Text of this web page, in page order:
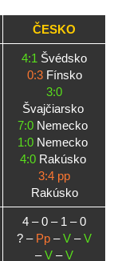
ČESKO
4:1 Švédsko
0:3Fínsko
3:0
Švajčiarsko
7:0 Nemecko
1:0 Nemecko
4:0Rakúsko
3:4 pp
Rakúsko
4 – 0 – 1 – 0
? – Pp –V –V
–V –V